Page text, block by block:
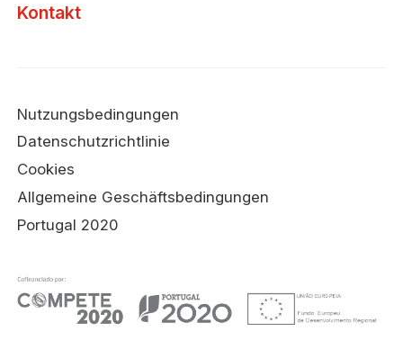
Kontakt
Nutzungsbedingungen
Datenschutzrichtlinie
Cookies
Allgemeine Geschäftsbedingungen
Portugal 2020